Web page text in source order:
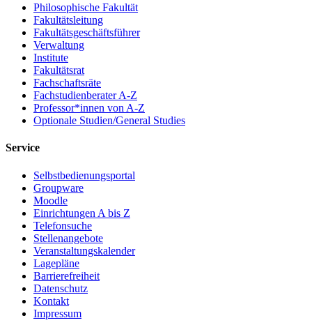
Philosophische Fakultät
Fakultätsleitung
Fakultätsgeschäftsführer
Verwaltung
Institute
Fakultätsrat
Fachschaftsräte
Fachstudienberater A-Z
Professor*innen von A-Z
Optionale Studien/General Studies
Service
Selbstbedienungsportal
Groupware
Moodle
Einrichtungen A bis Z
Telefonsuche
Stellenangebote
Veranstaltungskalender
Lagepläne
Barrierefreiheit
Datenschutz
Kontakt
Impressum